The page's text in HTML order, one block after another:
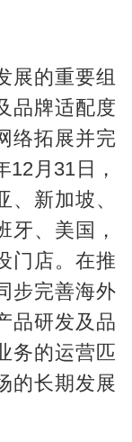
展的重要组
品牌适配度
络拓展并完
月31日，
新加坡、
牙、美国，
门店。在推
步完善海外
品研发及品
务的运营匹
的长期发展